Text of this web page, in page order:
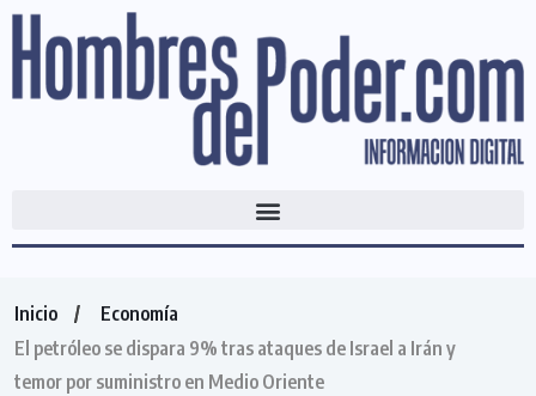
Inicio
Economía
El petróleo se dispara 9% tras ataques de Israel a Irán y
temor por suministro en Medio Oriente